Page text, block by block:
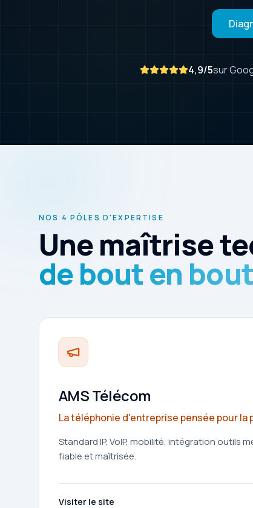
4,9/5sur
NOS 4 PÔLES D'EXPERTISE
Une maîtrise
de bout en
AMS Télécom
La téléphonie d'entreprise pensée pour la
Standard IP, VoIP, mobilité, intégration outils
fiable et maîtrisée.
Visiter le site